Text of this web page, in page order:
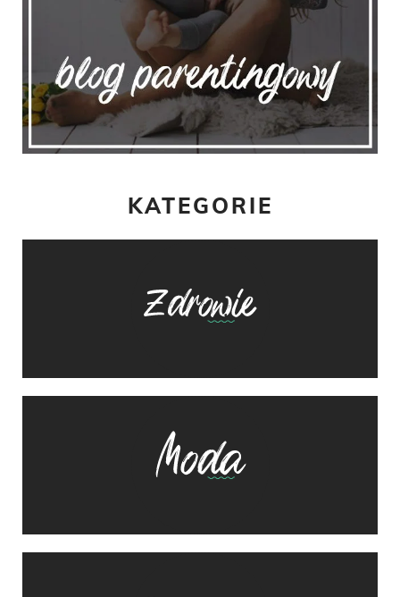
KATEGORIE